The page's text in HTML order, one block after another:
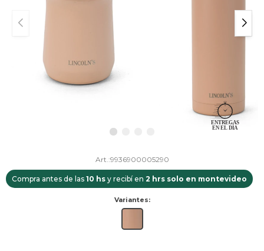
9936900005290
Compra antes de las 10 hs y recibí en 2 hrs solo en montevideo
Variantes: